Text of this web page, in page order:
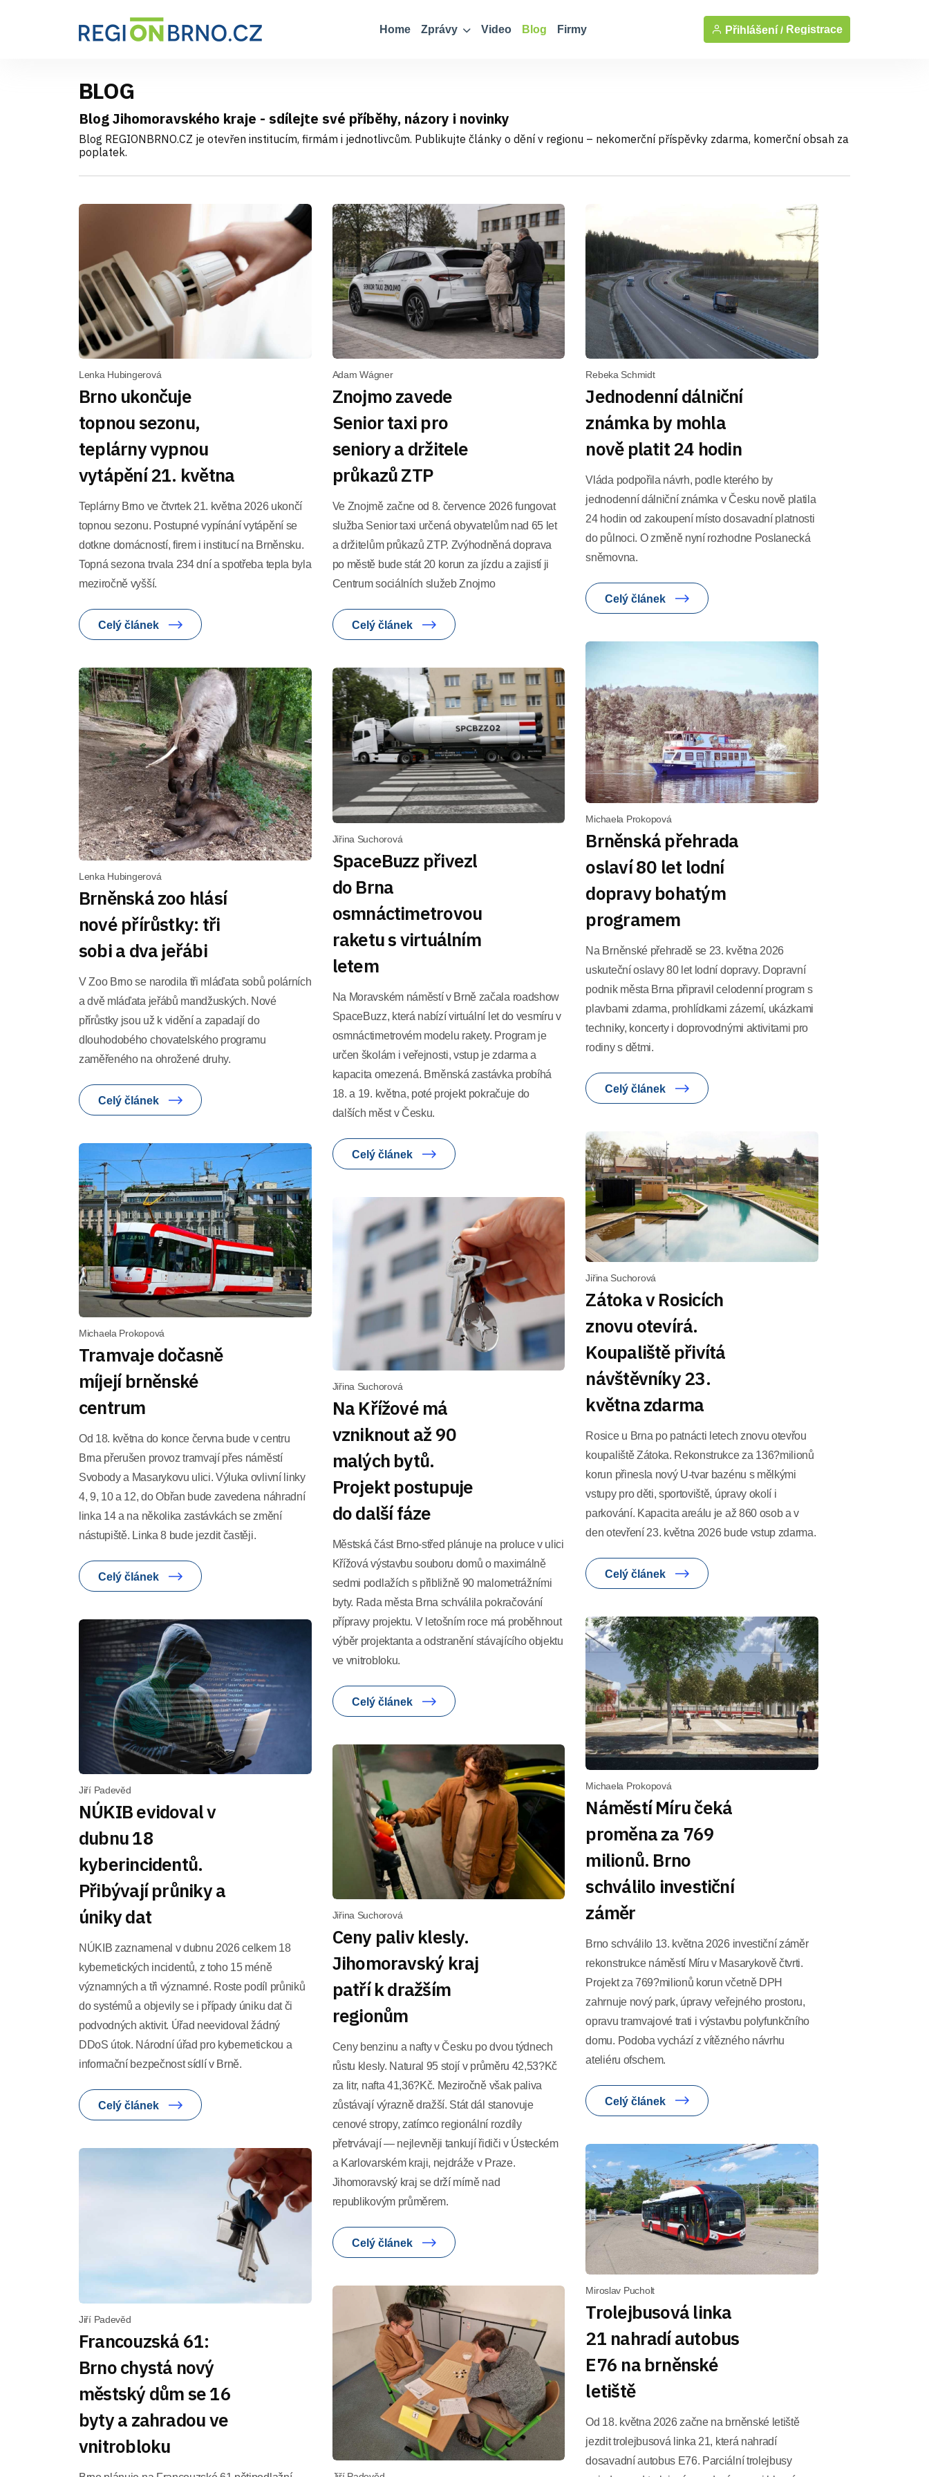
Home Zprávy Video Blog Firmy Přihlášení / Registrace
BLOG
Blog Jihomoravského kraje - sdílejte své příběhy, názory i novinky
Blog REGIONBRNO.CZ je otevřen institucím, firmám i jednotlivcům. Publikujte články o dění v regionu – nekomerční příspěvky zdarma, komerční obsah za
poplatek.
Lenka Hubingerová
Brno ukončuje
topnou sezonu,
teplárny vypnou
vytápění 21. května
Teplárny Brno ve čtvrtek 21. května 2026 ukončí
topnou sezonu. Postupné vypínání vytápění se
dotkne domácností, firem i institucí na Brněnsku.
Topná sezona trvala 234 dní a spotřeba tepla byla
meziročně vyšší.
Celý článek
Adam Wágner
Znojmo zavede
Senior taxi pro
seniory a držitele
průkazů ZTP
Ve Znojmě začne od 8. července 2026 fungovat
služba Senior taxi určená obyvatelům nad 65 let
a držitelům průkazů ZTP. Zvýhodněná doprava
po městě bude stát 20 korun za jízdu a zajistí ji
Centrum sociálních služeb Znojmo
Celý článek
Rebeka Schmidt
Jednodenní dálniční
známka by mohla
nově platit 24 hodin
Vláda podpořila návrh, podle kterého by
jednodenní dálniční známka v Česku nově platila
24 hodin od zakoupení místo dosavadní platnosti
do půlnoci. O změně nyní rozhodne Poslanecká
sněmovna.
Celý článek
Michaela Prokopová
Brněnská přehrada
oslaví 80 let lodní
dopravy bohatým
programem
Na Brněnské přehradě se 23. května 2026
uskuteční oslavy 80 let lodní dopravy. Dopravní
podnik města Brna připravil celodenní program s
plavbami zdarma, prohlídkami zázemí, ukázkami
techniky, koncerty i doprovodnými aktivitami pro
rodiny s dětmi.
Celý článek
Lenka Hubingerová
Brněnská zoo hlásí
nové přírůstky: tři
sobi a dva jeřábi
V Zoo Brno se narodila tři mláďata sobů polárních
a dvě mláďata jeřábů mandžuských. Nové
přírůstky jsou už k vidění a zapadají do
dlouhodobého chovatelského programu
zaměřeného na ohrožené druhy.
Celý článek
Jiřina Suchorová
SpaceBuzz přivezl
do Brna
osmnáctimetrovou
raketu s virtuálním
letem
Na Moravském náměstí v Brně začala roadshow
SpaceBuzz, která nabízí virtuální let do vesmíru v
osmnáctimetrovém modelu rakety. Program je
určen školám i veřejnosti, vstup je zdarma a
kapacita omezená. Brněnská zastávka probíhá
18. a 19. května, poté projekt pokračuje do
dalších měst v Česku.
Celý článek
Jiřina Suchorová
Zátoka v Rosicích
znovu otevírá.
Koupaliště přivítá
návštěvníky 23.
května zdarma
Rosice u Brna po patnácti letech znovu otevřou
koupaliště Zátoka. Rekonstrukce za 136?milionů
korun přinesla nový U-tvar bazénu s mělkými
vstupy pro děti, sportoviště, úpravy okolí i
parkování. Kapacita areálu je až 860 osob a v
den otevření 23. května 2026 bude vstup zdarma.
Celý článek
Michaela Prokopová
Tramvaje dočasně
míjejí brněnské
centrum
Od 18. května do konce června bude v centru
Brna přerušen provoz tramvají přes náměstí
Svobody a Masarykovu ulici. Výluka ovlivní linky
4, 9, 10 a 12, do Obřan bude zavedena náhradní
linka 14 a na několika zastávkách se změní
nástupiště. Linka 8 bude jezdit častěji.
Celý článek
Jiřina Suchorová
Na Křížové má
vzniknout až 90
malých bytů.
Projekt postupuje
do další fáze
Městská část Brno-střed plánuje na proluce v ulici
Křížová výstavbu souboru domů o maximálně
sedmi podlažích s přibližně 90 malometrážními
byty. Rada města Brna schválila pokračování
přípravy projektu. V letošním roce má proběhnout
výběr projektanta a odstranění stávajícího objektu
ve vnitrobloku.
Celý článek
Michaela Prokopová
Náměstí Míru čeká
proměna za 769
milionů. Brno
schválilo investiční
záměr
Brno schválilo 13. května 2026 investiční záměr
rekonstrukce náměstí Míru v Masarykově čtvrti.
Projekt za 769?milionů korun včetně DPH
zahrnuje nový park, úpravy veřejného prostoru,
opravu tramvajové trati i výstavbu polyfunkčního
domu. Podoba vychází z vítězného návrhu
ateliéru ofschem.
Celý článek
Jiří Padevěd
NÚKIB evidoval v
dubnu 18
kyberincidentů.
Přibývají průniky a
úniky dat
NÚKIB zaznamenal v dubnu 2026 celkem 18
kybernetických incidentů, z toho 15 méně
významných a tři významné. Roste podíl průniků
do systémů a objevily se i případy úniku dat či
podvodných aktivit. Úřad neevidoval žádný
DDoS útok. Národní úřad pro kybernetickou a
informační bezpečnost sídlí v Brně.
Celý článek
Jiřina Suchorová
Ceny paliv klesly.
Jihomoravský kraj
patří k dražším
regionům
Ceny benzinu a nafty v Česku po dvou týdnech
růstu klesly. Natural 95 stojí v průměru 42,53?Kč
za litr, nafta 41,36?Kč. Meziročně však paliva
zůstávají výrazně dražší. Stát dál stanovuje
cenové stropy, zatímco regionální rozdíly
přetrvávají — nejlevněji tankují řidiči v Ústeckém
a Karlovarském kraji, nejdráže v Praze.
Jihomoravský kraj se drží mírně nad
republikovým průměrem.
Celý článek
Miroslav Pucholt
Trolejbusová linka
21 nahradí autobus
E76 na brněnské
letiště
Od 18. května 2026 začne na brněnské letiště
jezdit trolejbusová linka 21, která nahradí
dosavadní autobus E76. Parciální trolejbusy
Jiří Padevěd
Francouzská 61:
Brno chystá nový
městský dům se 16
byty a zahradou ve
vnitrobloku